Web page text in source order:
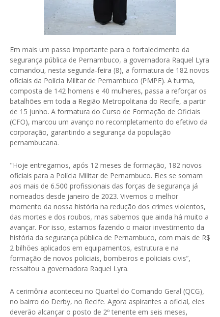
Em mais um passo importante para o fortalecimento da
segurança pública de Pernambuco, a governadora Raquel Lyra
comandou, nesta segunda-feira (8), a formatura de 182 novos
oficiais da Polícia Militar de Pernambuco (PMPE). A turma,
composta de 142 homens e 40 mulheres, passa a reforçar os
batalhões em toda a Região Metropolitana do Recife, a partir
de 15 junho. A formatura do Curso de Formação de Oficiais
(CFO), marcou um avanço no recompletamento do efetivo da
corporação, garantindo a segurança da população
pernambucana.
"Hoje entregamos, após 12 meses de formação, 182 novos
oficiais para a Polícia Militar de Pernambuco. Eles se somam
aos mais de 6.500 profissionais das forças de segurança já
nomeados desde janeiro de 2023. Vivemos o melhor
momento da nossa história na redução dos crimes violentos,
das mortes e dos roubos, mas sabemos que ainda há muito a
avançar. Por isso, estamos fazendo o maior investimento da
história da segurança pública de Pernambuco, com mais de R$
2 bilhões aplicados em equipamentos, estrutura e na
formação de novos policiais, bombeiros e policiais civis”,
ressaltou a governadora Raquel Lyra.
A cerimônia aconteceu no Quartel do Comando Geral (QCG),
no bairro do Derby, no Recife. Agora aspirantes a oficial, eles
deverão alcançar o posto de 2º tenente em seis meses,